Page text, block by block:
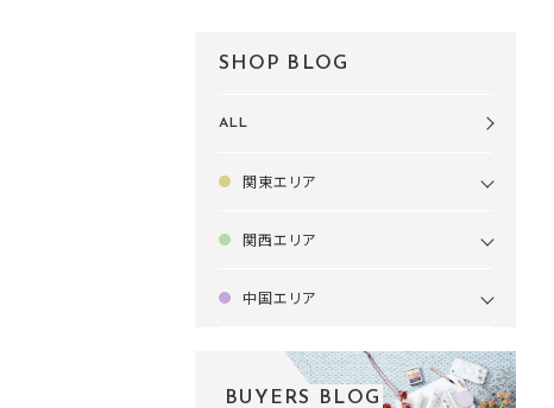
SHOP BLOG
ALL
関東エリア
関西エリア
中国エリア
BUYERS BLOG